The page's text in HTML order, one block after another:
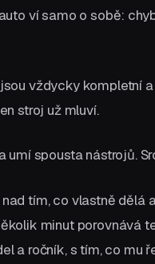
ví samo o sobě:
vždycky kompletní
stroj už mluví.
umí spousta nástrojů.
tím, co vlastně dělá
minut porovnává
a ročník, s tím, co mu